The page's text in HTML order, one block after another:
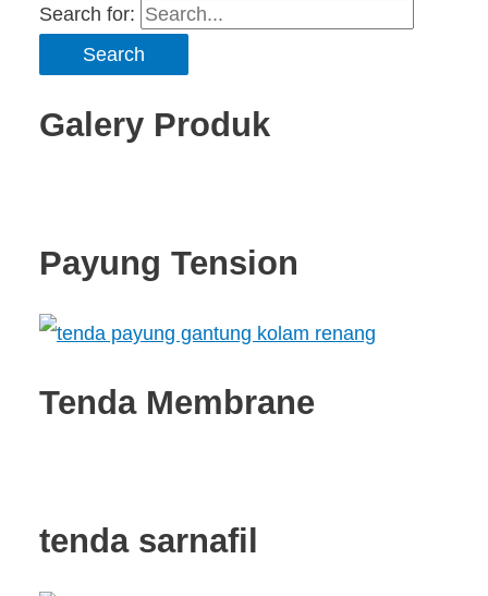
Search for:
Galery Produk
Payung Tension
Tenda Membrane
tenda sarnafil